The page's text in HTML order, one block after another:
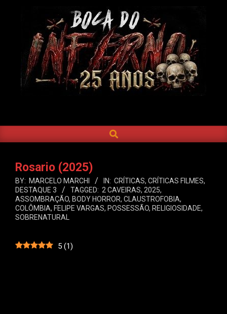
DO
INFERNO
Navigation
SEARCH
Rosario (2025)
BY: MARCELO MARCHI IN: CRÍTICAS, CRÍTICAS FILMES,
DESTAQUE 3
TAGGED: 2 CAVEIRAS, 2025,
ASSOMBRAÇÃO, BODY HORROR, CLAUSTROFOBIA,
COLÔMBIA, FELIPE VARGAS, POSSESSÃO, RELIGIOSIDADE,
SOBRENATURAL
5 (1)